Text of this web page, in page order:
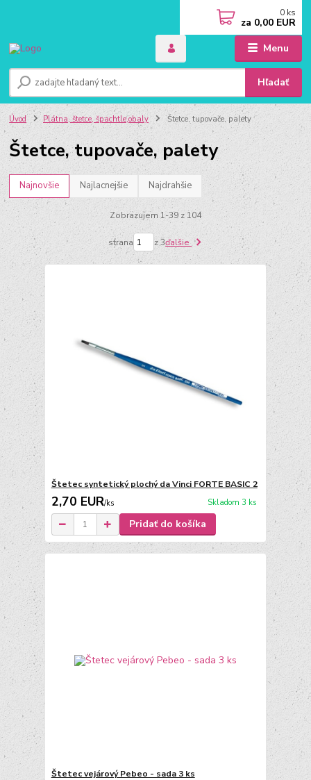
Menu
Hľadať
0 ks
za 0,00 EUR
Úvod Plátna, štetce, špachtle,obaly Štetce, tupovače, palety
Štetce, tupovače, palety
Najnovšie Najlacnejšie Najdrahšie
Zobrazujem 1-39 z 104
strana z 3ďalšie
Štetec syntetický plochý da Vinci FORTE BASIC 2
2,70 EUR/ks Skladom 3 ks
Pridať do košíka
Štetec vejárový Pebeo - sada 3 ks